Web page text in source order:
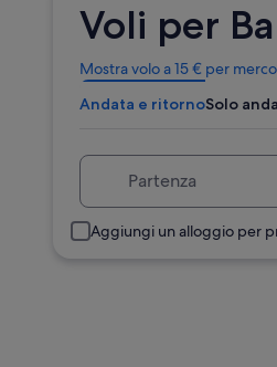
Voli per
Mostra volo a 15 € per
Apertura
in
un’altra
Andata e ritornoSolo
Aggiungi un alloggio per